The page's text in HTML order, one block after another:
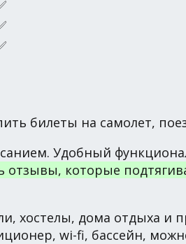
билеты на самолет,
Удобный
отзывы, которые
хостелы, дома отдыха и
wi-fi, бассейн,